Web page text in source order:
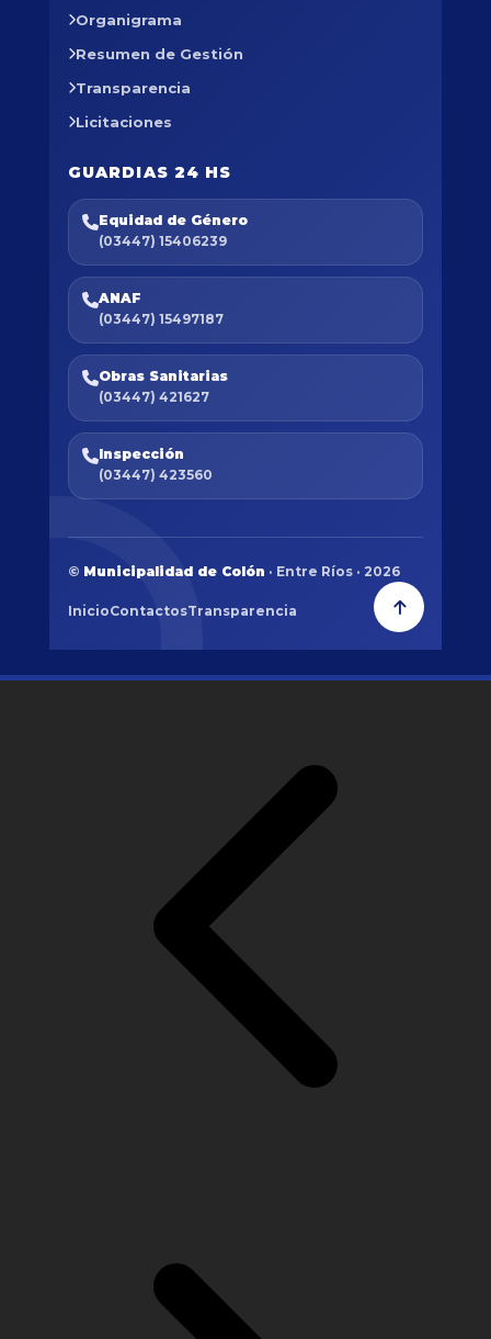
Organigrama
Resumen de Gestión
Transparencia
Licitaciones
GUARDIAS 24 HS
Equidad de Género
(03447) 15406239
ANAF
(03447) 15497187
Obras Sanitarias
(03447) 421627
Inspección
(03447) 423560
© Municipalidad de Colón · Entre Ríos · 2026
InicioContactosTransparencia